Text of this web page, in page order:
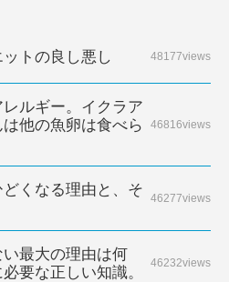
トの良し悪し 48177views
ルギー。イクラア
他の魚卵は食べら
46816views
くなる理由と、そ
46277views
最大の理由は何
要な正しい知識。
46232views